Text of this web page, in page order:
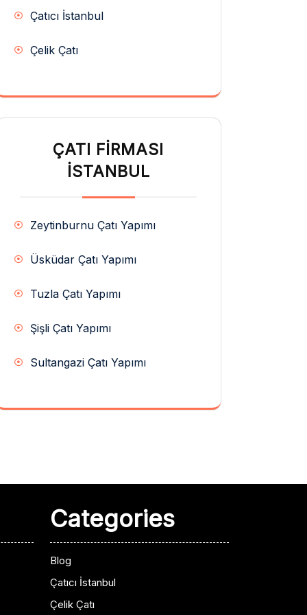
Çatıcı İstanbul
Çelik Çatı
ÇATI FIRMASI
İSTANBUL
Zeytinburnu Çatı Yapımı
Üsküdar Çatı Yapımı
Tuzla Çatı Yapımı
Şişli Çatı Yapımı
Sultangazi Çatı Yapımı
Categories
Blog
Çatıcı İstanbul
Çelik Çatı